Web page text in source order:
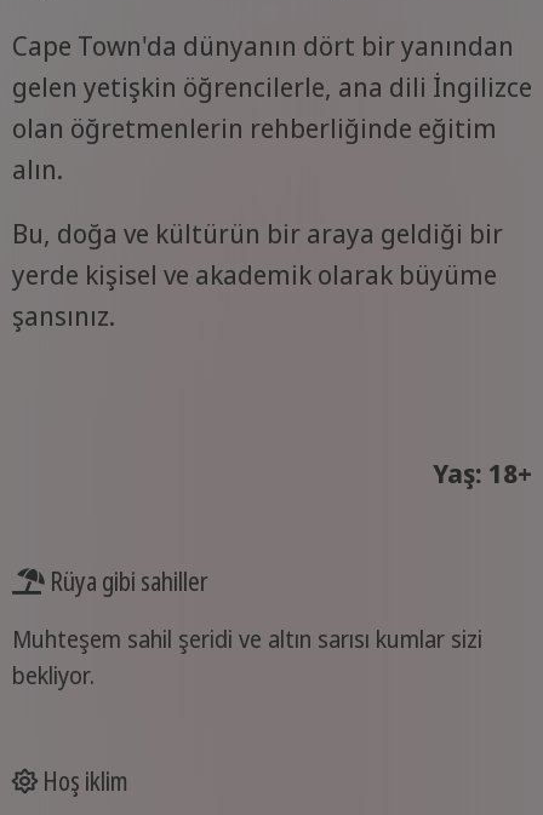
Cape Town'da dünyanın dört bir yanından
gelen yetişkin öğrencilerle, ana dili İngilizce
olan öğretmenlerin rehberliğinde eğitim
alın.
Bu, doğa ve kültürün bir araya geldiği bir
yerde kişisel ve akademik olarak büyüme
şansınız.
Yaş: 18+
Rüya gibi sahiller
Muhteşem sahil şeridi ve altın sarısı kumlar sizi
bekliyor.
Hoş iklim